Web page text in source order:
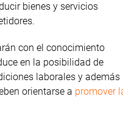
bienes y servicios
con el conocimiento
en la posibilidad de
laborales y además
orientarse a promover